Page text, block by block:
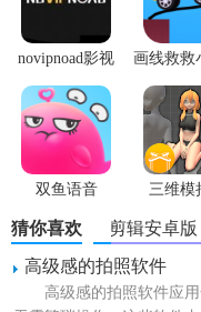
novipnoad影视
平台手机版
画线救救
最新
双鱼语音
三维模
1.5.23
猜你喜欢快影剪辑安卓版
高级感的拍照软件
高级感的拍照软件应